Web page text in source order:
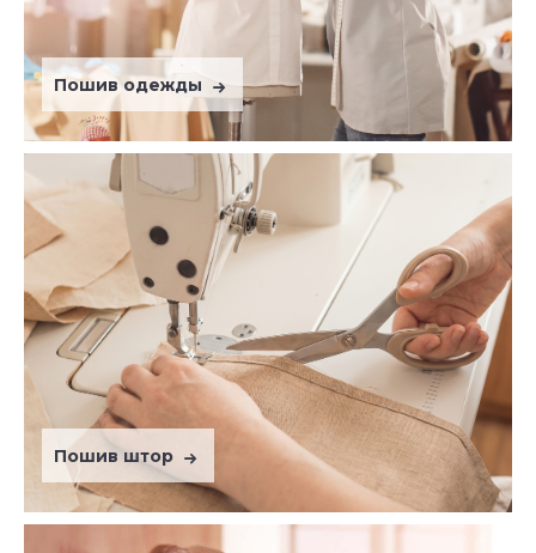
Пошив одежды
Пошив штор